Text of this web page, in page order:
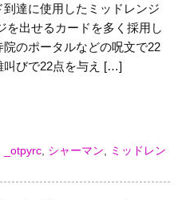
達に使用したミッドレンジ
を出せるカードを多く採用し
のポータルなどの呪文で22
叫びで22点を与え […]
_otpyrc シャーマン
ミッドレン